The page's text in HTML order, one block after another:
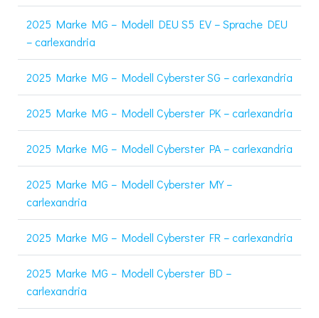
2025 Marke MG – Modell DEU S5 EV – Sprache DEU
– carlexandria
2025 Marke MG – Modell Cyberster SG – carlexandria
2025 Marke MG – Modell Cyberster PK – carlexandria
2025 Marke MG – Modell Cyberster PA – carlexandria
2025 Marke MG – Modell Cyberster MY –
carlexandria
2025 Marke MG – Modell Cyberster FR – carlexandria
2025 Marke MG – Modell Cyberster BD –
carlexandria